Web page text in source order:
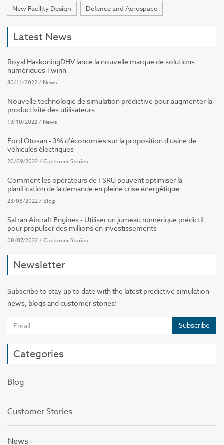
New Facility Design Defence and Aerospace
Latest News
Royal HaskoningDHV lance la nouvelle marque de solutions
numériques Twinn
30/11/2022/ News
Nouvelle technologie de simulation prédictive pour augmenter la
productivité des utilisateurs
13/10/2022/ News
Ford Otosan - 3% d'économies sur la proposition d'usine de
véhicules électriques
20/09/2022/Customer Stories
Comment les opérateurs de FSRU peuvent optimiser la
planification de la demande en pleine crise énergétique
23/08/2022/ Blog
Safran Aircraft Engines - Utiliser un jumeau numérique prédictif
pour propulser des millions en investissements
08/07/2022/Customer Stories
Newsletter
Subscribe to stay up to date with the latest predictive simulation
news, blogs and customer stories!
Subscribe
Categories
Blog
Customer Stories
News